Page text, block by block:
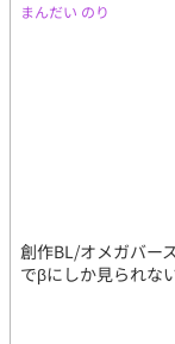
まんだい のり
創作BL/オメガバー
でβにしか見られな